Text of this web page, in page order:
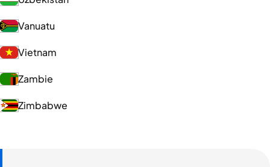
Vanuatu
Vietnam
Zambie
Zimbabwe